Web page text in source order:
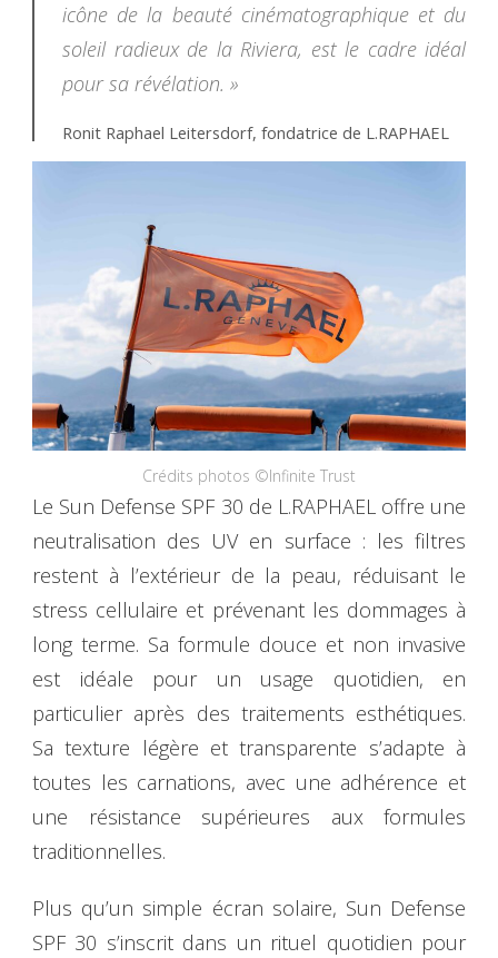
icône de la beauté cinématographique et du
soleil radieux de la Riviera, est le cadre idéal
pour sa révélation. »
Ronit Raphael Leitersdorf, fondatrice de L.RAPHAEL
Crédits photos ©Infinite Trust
Le Sun Defense SPF 30 de L.RAPHAEL offre une
neutralisation des UV en surface : les filtres
restent à l’extérieur de la peau, réduisant le
stress cellulaire et prévenant les dommages à
long terme. Sa formule douce et non invasive
est idéale pour un usage quotidien, en
particulier après des traitements esthétiques.
Sa texture légère et transparente s’adapte à
toutes les carnations, avec une adhérence et
une résistance supérieures aux formules
traditionnelles.
Plus qu’un simple écran solaire, Sun Defense
SPF 30 s’inscrit dans un rituel quotidien pour